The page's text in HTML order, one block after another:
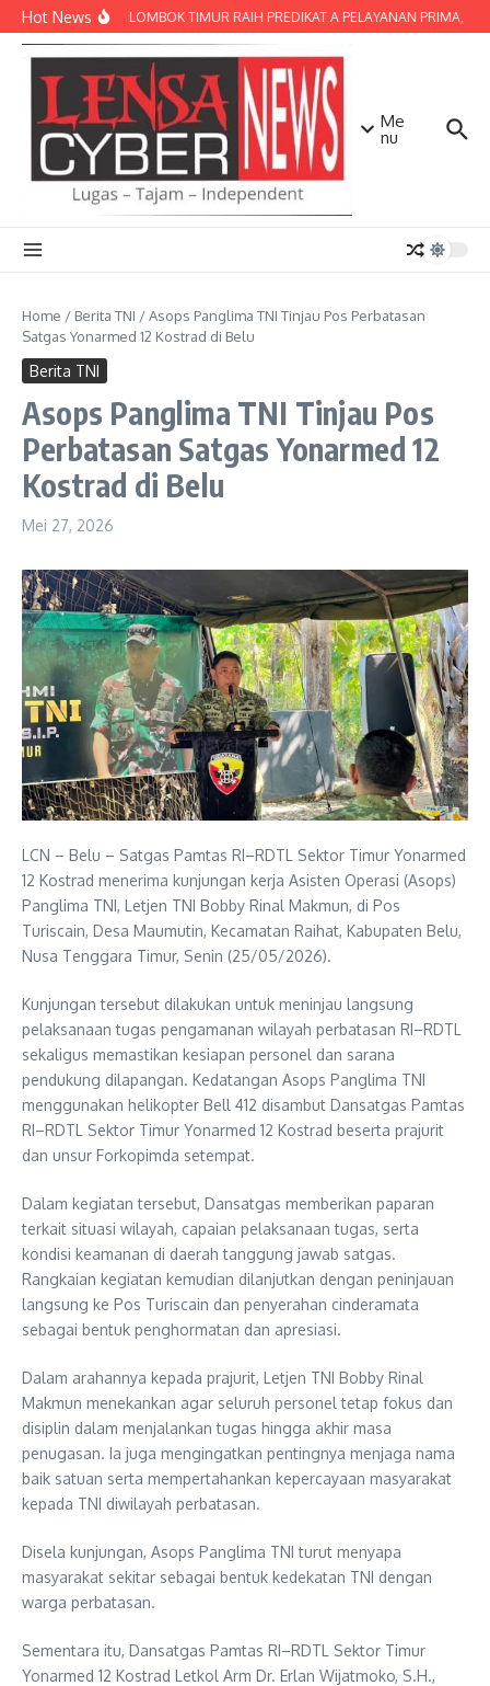
Lewati ke konten
Hot NewsPOLRES LOMBOK TIMUR RAIH PREDIKAT A PELAYANAN PRIMA,
Me
nu
Home / Berita TNI /Asops Panglima TNI Tinjau Pos Perbatasan
Satgas Yonarmed 12 Kostrad di Belu
Berita TNI
Asops Panglima TNI Tinjau Pos
Perbatasan Satgas Yonarmed 12
Kostrad di Belu
Mei 27, 2026
LCN – Belu – Satgas Pamtas RI–RDTL Sektor Timur Yonarmed
12 Kostrad menerima kunjungan kerja Asisten Operasi (Asops)
Panglima TNI, Letjen TNI Bobby Rinal Makmun, di Pos
Turiscain, Desa Maumutin, Kecamatan Raihat, Kabupaten Belu,
Nusa Tenggara Timur, Senin (25/05/2026).
Kunjungan tersebut dilakukan untuk meninjau langsung
pelaksanaan tugas pengamanan wilayah perbatasan RI–RDTL
sekaligus memastikan kesiapan personel dan sarana
pendukung dilapangan. Kedatangan Asops Panglima TNI
menggunakan helikopter Bell 412 disambut Dansatgas Pamtas
RI–RDTL Sektor Timur Yonarmed 12 Kostrad beserta prajurit
dan unsur Forkopimda setempat.
Dalam kegiatan tersebut, Dansatgas memberikan paparan
terkait situasi wilayah, capaian pelaksanaan tugas, serta
kondisi keamanan di daerah tanggung jawab satgas.
Rangkaian kegiatan kemudian dilanjutkan dengan peninjauan
langsung ke Pos Turiscain dan penyerahan cinderamata
sebagai bentuk penghormatan dan apresiasi.
Dalam arahannya kepada prajurit, Letjen TNI Bobby Rinal
Makmun menekankan agar seluruh personel tetap fokus dan
disiplin dalam menjalankan tugas hingga akhir masa
penugasan. Ia juga mengingatkan pentingnya menjaga nama
baik satuan serta mempertahankan kepercayaan masyarakat
kepada TNI diwilayah perbatasan.
Disela kunjungan, Asops Panglima TNI turut menyapa
masyarakat sekitar sebagai bentuk kedekatan TNI dengan
warga perbatasan.
Sementara itu, Dansatgas Pamtas RI–RDTL Sektor Timur
Yonarmed 12 Kostrad Letkol Arm Dr. Erlan Wijatmoko, S.H.,